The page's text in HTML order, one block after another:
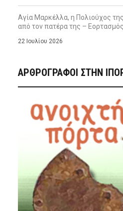
Αγία Μαρκέλλα, η Πολιούχος
από τον πατέρα της –
22 Ιουλίου 2026
ΑΡΘΡΟΓΡΑΦΟΙ ΣΤΗΝ